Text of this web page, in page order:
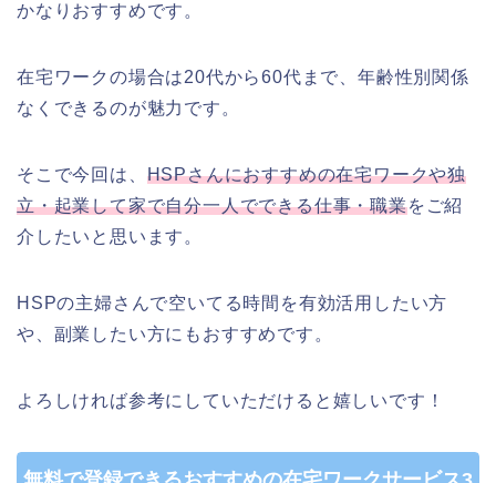
かなりおすすめです。
在宅ワークの場合は20代から60代まで、年齢性別関係
なくできるのが魅力です。
そこで今回は、 HSPさんにおすすめの在宅ワークや独
立・起業して家で自分一人でできる仕事・職業をご紹
介したいと思います。
HSPの主婦さんで空いてる時間を有効活用したい方
や、副業したい方にもおすすめです。
よろしければ参考にしていただけると嬉しいです！